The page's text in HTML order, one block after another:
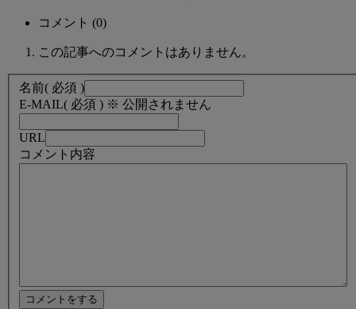
コメント (0)
この記事へのコメントはありません。
名前( 必須 )
E-MAIL( 必須 ) ※ 公開されません
URL
コメント内容